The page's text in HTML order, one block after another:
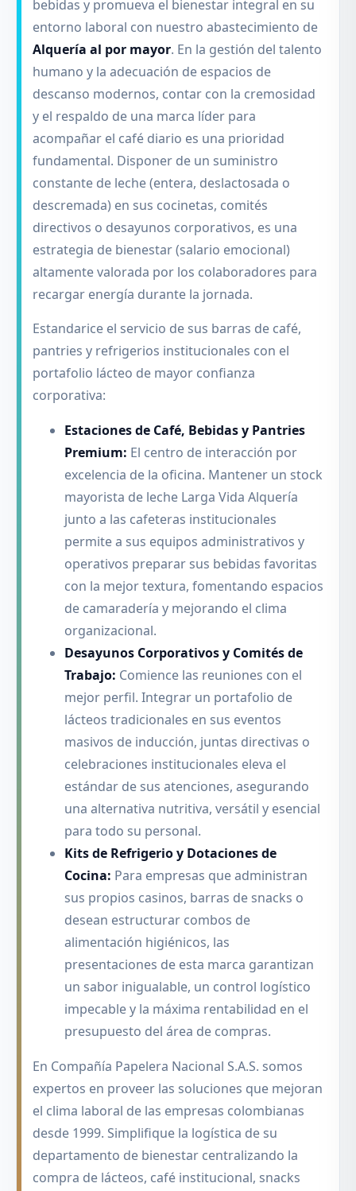
bebidas y promueva el bienestar integral en su
entorno laboral con nuestro abastecimiento de
Alquería al por mayor. En la gestión del talento
humano y la adecuación de espacios de
descanso modernos, contar con la cremosidad
y el respaldo de una marca líder para
acompañar el café diario es una prioridad
fundamental. Disponer de un suministro
constante de leche (entera, deslactosada o
descremada) en sus cocinetas, comités
directivos o desayunos corporativos, es una
estrategia de bienestar (salario emocional)
altamente valorada por los colaboradores para
recargar energía durante la jornada.
Estandarice el servicio de sus barras de café,
pantries y refrigerios institucionales con el
portafolio lácteo de mayor confianza
corporativa:
Estaciones de Café, Bebidas y Pantries
Premium: El centro de interacción por
excelencia de la oficina. Mantener un stock
mayorista de leche Larga Vida Alquería
junto a las cafeteras institucionales
permite a sus equipos administrativos y
operativos preparar sus bebidas favoritas
con la mejor textura, fomentando espacios
de camaradería y mejorando el clima
organizacional.
Desayunos Corporativos y Comités de
Trabajo: Comience las reuniones con el
mejor perfil. Integrar un portafolio de
lácteos tradicionales en sus eventos
masivos de inducción, juntas directivas o
celebraciones institucionales eleva el
estándar de sus atenciones, asegurando
una alternativa nutritiva, versátil y esencial
para todo su personal.
Kits de Refrigerio y Dotaciones de
Cocina: Para empresas que administran
sus propios casinos, barras de snacks o
desean estructurar combos de
alimentación higiénicos, las
presentaciones de esta marca garantizan
un sabor inigualable, un control logístico
impecable y la máxima rentabilidad en el
presupuesto del área de compras.
En Compañía Papelera Nacional S.A.S. somos
expertos en proveer las soluciones que mejoran
el clima laboral de las empresas colombianas
desde 1999. Simplifique la logística de su
departamento de bienestar centralizando la
compra de lácteos, café institucional, snacks